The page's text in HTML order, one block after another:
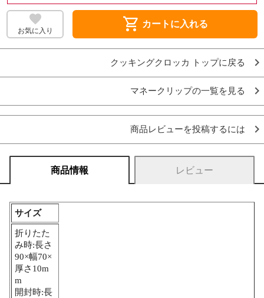
お気に入り shopping_cart カートに入れる
クッキングクロッカ トップに戻る
マネークリップの一覧を見る
商品レビューを投稿するには
商品情報 レビュー
サイズ
折りたた
み時:長さ
90×幅70×
厚さ10m
m
開封時:長